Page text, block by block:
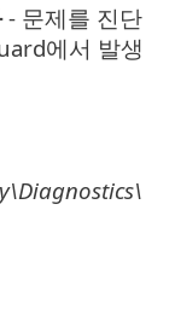
- 문제를 진단
에서 발생